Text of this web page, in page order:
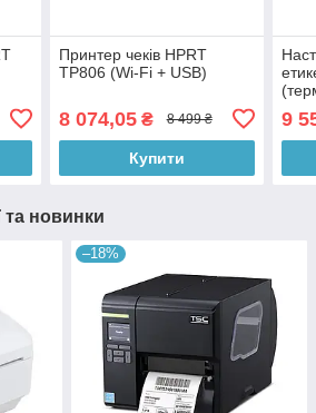
Принтер чеків HPRT
TP806 (Wi-Fi + USB)
8 074,05₴ 8 499 ₴
Купити
9
та новинки
–18%